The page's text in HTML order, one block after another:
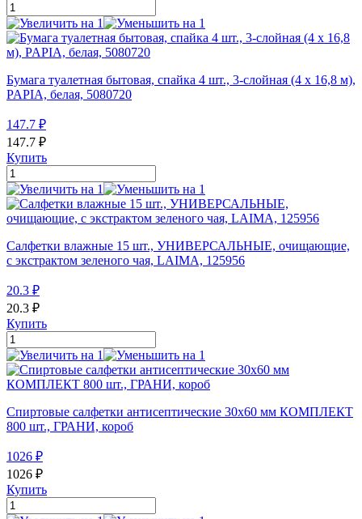
Бумага туалетная бытовая, спайка 4 шт., 3-слойная (4 х 16,8 м),
PAPIA, белая, 5080720
147.7 ₽
147.7 ₽
Купить
Салфетки влажные 15 шт., УНИВЕРСАЛЬНЫЕ, очищающие,
с экстрактом зеленого чая, LAIMA, 125956
20.3 ₽
20.3 ₽
Купить
Спиртовые салфетки антисептические 30x60 мм КОМПЛЕКТ
800 шт., ГРАНИ, короб
1026 ₽
1026 ₽
Купить